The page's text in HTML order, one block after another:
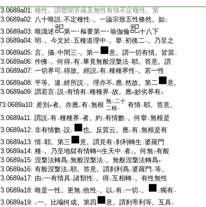
種性。謂聲聞菩薩及無性有情不定種性。第
八十唯説二不定種性一。一論宗致五性條然。如 二
唯識述 第一･樞要第一･瑜伽倫
十八下
明 一。今文於二五種道理中一。擧二初後二一。乃至之
言。攝二中間三一。第一 意。謂一切有情。皆當二
作佛一。何得レ有二畢竟無般涅槃法一耶。答意。謂
一切界可レ得故。經説レ有二種種界性一。若一性
平等。違 二經所説一。理亦不 レ應レ然故。第二
意。
謂若言丁説三有情有二種種界一故。應丙妙劣界有乙
差別 甲者。亦應レ有二無根 無二 二十
二根一
有情一耶。答意。
謂説レ有二種種界一者。約 二有情數一。何擧二無根是
非有情數一設レ 也。反質云。應レ有二無根是有
情一耶。第三 意。謂見有下刹利轉生 二婆羅門
種一。乃至地獄有情轉 生天中一者 上 。何無下有般
涅槃法轉爲二無般涅槃法一。無般涅槃法轉爲中
有般涅槃法 上耶。答意。謂刹利爲二婆羅門 一等。
由三一有情具二諸類性一。得二互相轉一。有性無性
唯是一性。更無二他性一。以 レ有二一切一。 二獨有一
レ一。比喩何成。第四 意。謂刹帝利等。互具二